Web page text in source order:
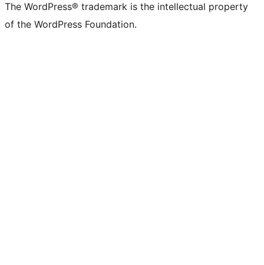
The WordPress® trademark is the intellectual property
of the WordPress Foundation.